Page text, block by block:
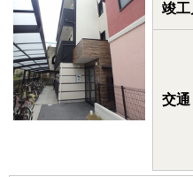
竣工
交通